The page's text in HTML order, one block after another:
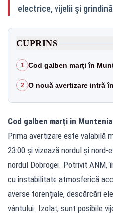
electrice, vijelii și
CUPRINS
1 Cod galben marți în
2 O nouă avertizare intră
Cod galben marți în
Prima avertizare este valabilă
23:00 și vizează nordul și
nordul Dobrogei. Potrivit ANM,
cu instabilitate atmosferică
averse torențiale, descărcări
vântului. Izolat, sunt posibile